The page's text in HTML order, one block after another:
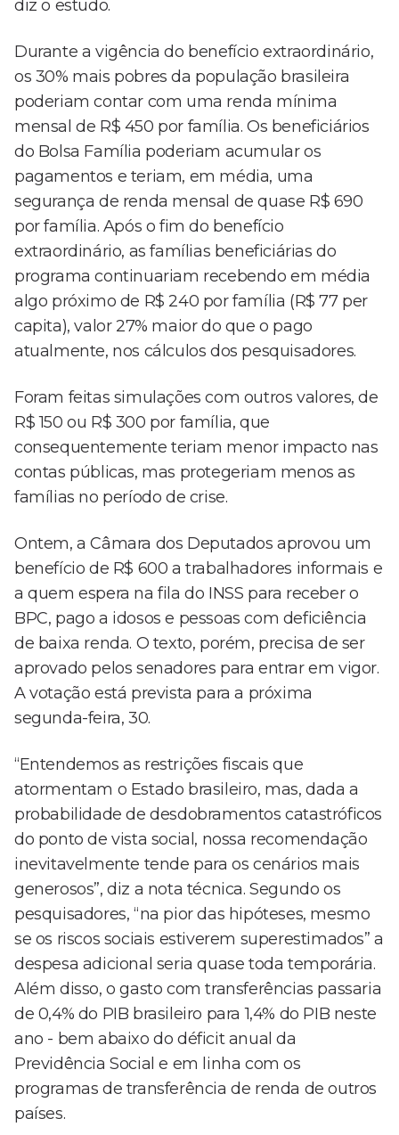
diz o estudo.
Durante a vigência do benefício extraordinário,
os 30% mais pobres da população brasileira
poderiam contar com uma renda mínima
mensal de R$ 450 por família. Os beneficiários
do Bolsa Família poderiam acumular os
pagamentos e teriam, em média, uma
segurança de renda mensal de quase R$ 690
por família. Após o fim do benefício
extraordinário, as famílias beneficiárias do
programa continuariam recebendo em média
algo próximo de R$ 240 por família (R$ 77 per
capita), valor 27% maior do que o pago
atualmente, nos cálculos dos pesquisadores.
Foram feitas simulações com outros valores, de
R$ 150 ou R$ 300 por família, que
consequentemente teriam menor impacto nas
contas públicas, mas protegeriam menos as
famílias no período de crise.
Ontem, a Câmara dos Deputados aprovou um
benefício de R$ 600 a trabalhadores informais e
a quem espera na fila do INSS para receber o
BPC, pago a idosos e pessoas com deficiência
de baixa renda. O texto, porém, precisa de ser
aprovado pelos senadores para entrar em vigor.
A votação está prevista para a próxima
segunda-feira, 30.
“Entendemos as restrições fiscais que
atormentam o Estado brasileiro, mas, dada a
probabilidade de desdobramentos catastróficos
do ponto de vista social, nossa recomendação
inevitavelmente tende para os cenários mais
generosos”, diz a nota técnica. Segundo os
pesquisadores, “na pior das hipóteses, mesmo
se os riscos sociais estiverem superestimados” a
despesa adicional seria quase toda temporária.
Além disso, o gasto com transferências passaria
de 0,4% do PIB brasileiro para 1,4% do PIB neste
ano - bem abaixo do déficit anual da
Previdência Social e em linha com os
programas de transferência de renda de outros
países.